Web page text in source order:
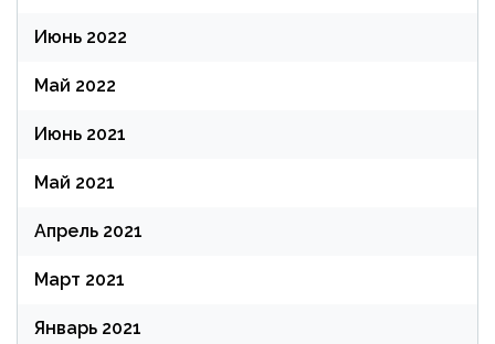
Июнь 2022
Май 2022
Июнь 2021
Май 2021
Апрель 2021
Март 2021
Январь 2021